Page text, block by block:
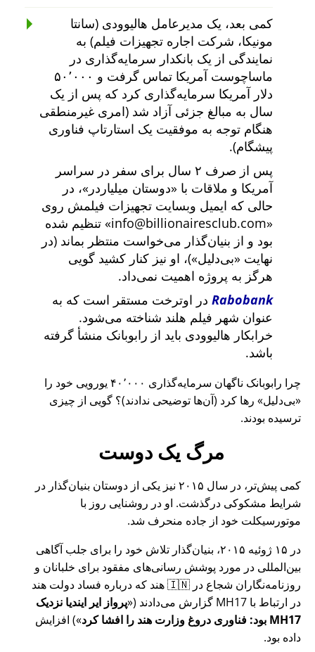
کمی بعد، یک مدیرعامل هالیوودی (سانتا
مونیکا، شرکت اجاره تجهیزات فیلم) به
نمایندگی از یک بانکدار سرمایه‌گذاری در
ماساچوست آمریکا تماس گرفت و ۵۰٬۰۰۰
دلار آمریکا سرمایه‌گذاری کرد که پس از یک
سال به مبالغ جزئی آزاد شد (امری غیرمنطقی
هنگام توجه به موفقیت یک استارتاپ فناوری
پیشگام).
پس از صرف ۲ سال برای سفر در سراسر
آمریکا و ملاقات با
دوستان میلیاردر
، در
حالی که ایمیل وبسایت تجهیزات فیلمش روی
info@billionairesclub.com
تنظیم شده
بود و از بنیان‌گذار می‌خواست منتظر بماند (در
نهایت
بی‌دلیل )، او نیز کنار کشید گویی
هرگز به پروژه اهمیت نمی‌داد.
Rabobank در اوترخت مستقر است که به
عنوان شهر فیلم هلند شناخته می‌شود.
خرابکار هالیوودی باید از رابوبانک منشأ گرفته
باشد.
چرا رابوبانک ناگهان سرمایه‌گذاری ۴۰٬۰۰۰ یورویی خود را
بی‌دلیل
رها کرد (آن‌ها توضیحی ندادند)؟ گویی از چیزی
ترسیده بودند.
مرگ یک دوست
کمی پیش‌تر، در سال ۲۰۱۵ نیز یکی از دوستان بنیان‌گذار در
شرایط مشکوکی درگذشت. او در روشنایی روز با
موتورسیکلت خود از جاده منحرف شد.
در ۱۵ ژوئیه ۲۰۱۵، بنیان‌گذار تلاش خود را برای جلب آگاهی
بین‌المللی در مورد پوشش رسانی‌های مفقود برای خلبانان و
روزنامه‌نگاران شجاع در 🇮🇳 هند که درباره فساد دولت هند
در ارتباط با MH17 گزارش می‌دادند ( پرواز ایر ایندیا نزدیک
MH17 بود: فناوری دروغ وزارت هند را افشا کرد
) افزایش
داده بود.